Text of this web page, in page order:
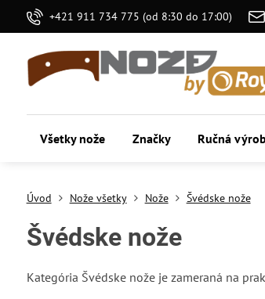
+421 911 734 775 (od 8:30 do 17:00)
Všetky nože Značky Ručná
Úvod Nože všetky Nože Švédske nože
Švédske nože
Kategória Švédske nože je zameraná na